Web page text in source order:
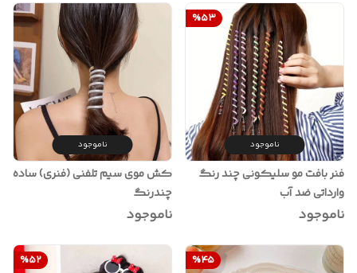
%53
ناموجود
فنر بافت مو سلیکونی چند رنگ
وارداتی ضد آب
ناموجود
ناموجود
کش موی سیم تلفنی (فنری) ساده
چندرنگ
ناموجود
%45
%52